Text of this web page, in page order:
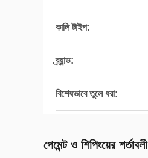
কালি টাইপ:
ব্র্যান্ড:
বিশেষভাবে তুলে ধরা:
পেমেন্ট ও শিপিংয়ের শর্তাবলী